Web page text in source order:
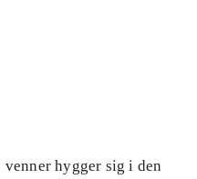
hygger sig i den